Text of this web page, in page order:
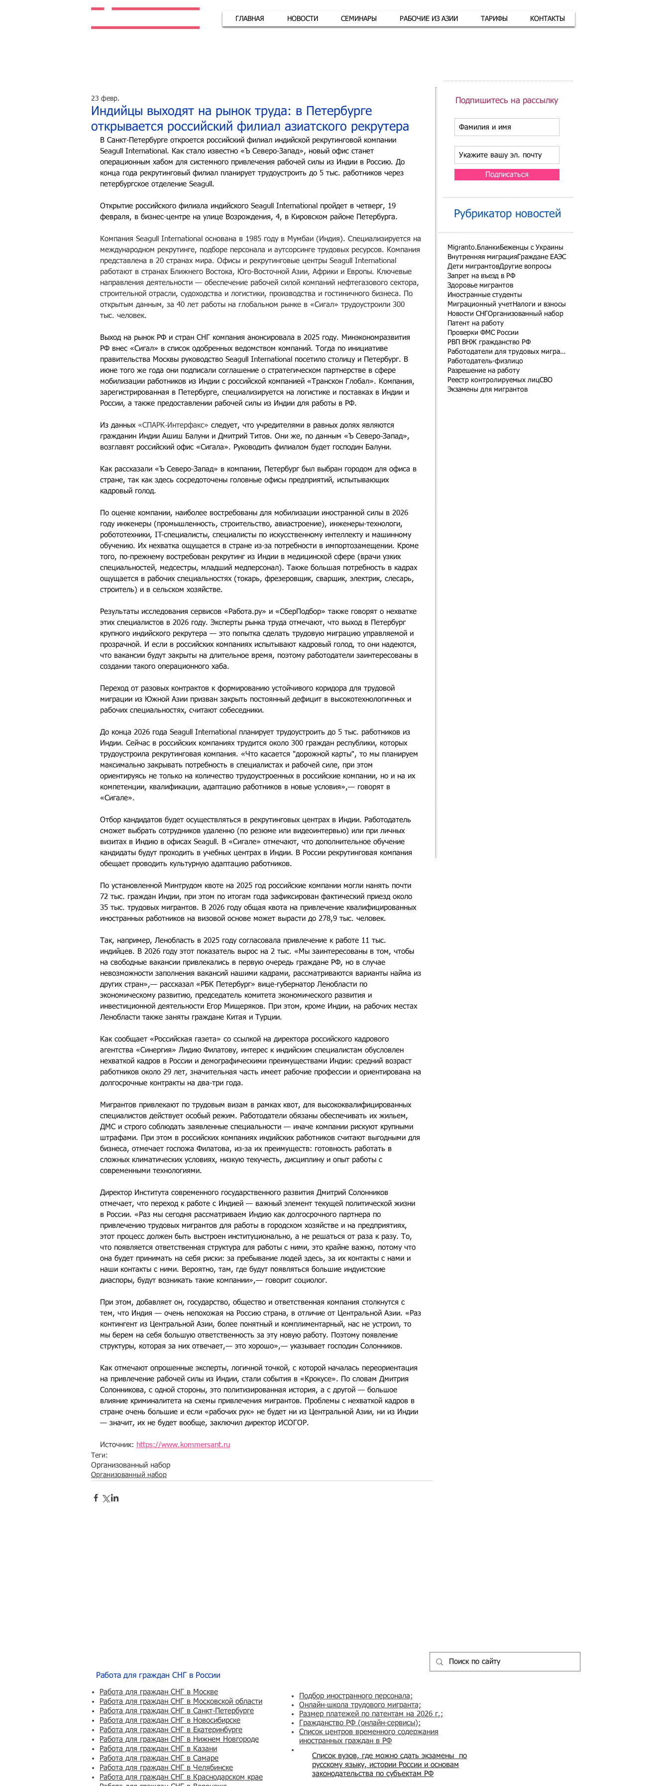
ГЛАВНАЯ НОВОСТИ СЕМИНАРЫ РАБОЧИЕ ИЗ АЗИИ ТАРИФЫ КОНТАКТЫ
Индийцы выходят на рынок труда: в Петербурге
открывается российский филиал азиатского рекрутера
23 февр.
В Санкт-Петербурге откроется российский филиал индийской рекрутинговой компании
Seagull International. Как стало известно «Ъ Северо-Запад», новый офис станет
операционным хабом для системного привлечения рабочей силы из Индии в Россию. До
конца года рекрутинговый филиал планирует трудоустроить до 5 тыс. работников через
петербургское отделение Seagull.
Открытие российского филиала индийского Seagull International пройдет в четверг, 19
февраля, в бизнес-центре на улице Возрождения, 4, в Кировском районе Петербурга.
Компания Seagull International основана в 1985 году в Мумбаи (Индия). Специализируется на
международном рекрутинге, подборе персонала и аутсорсинге трудовых ресурсов. Компания
представлена в 20 странах мира. Офисы и рекрутинговые центры Seagull International
работают в странах Ближнего Востока, Юго-Восточной Азии, Африки и Европы. Ключевые
направления деятельности — обеспечение рабочей силой компаний нефтегазового сектора,
строительной отрасли, судоходства и логистики, производства и гостиничного бизнеса. По
открытым данным, за 40 лет работы на глобальном рынке в «Сигал» трудоустроили 300
тыс. человек.
Выход на рынок РФ и стран СНГ компания анонсировала в 2025 году. Минэкономразвития
РФ внес «Сигал» в список одобренных ведомством компаний. Тогда по инициативе
правительства Москвы руководство Seagull International посетило столицу и Петербург. В
июне того же года они подписали соглашение о стратегическом партнерстве в сфере
мобилизации работников из Индии с российской компанией «Транскон Глобал». Компания,
зарегистрированная в Петербурге, специализируется на логистике и поставках в Индии и
России, а также предоставлении рабочей силы из Индии для работы в РФ.
Из данных «СПАРК-Интерфакс» следует, что учредителями в равных долях являются
гражданин Индии Ашиш Балуни и Дмитрий Титов. Они же, по данным «Ъ Северо-Запад»,
возглавят российский офис «Сигала». Руководить филиалом будет господин Балуни.
Как рассказали «Ъ Северо-Запад» в компании, Петербург был выбран городом для офиса в
стране, так как здесь сосредоточены головные офисы предприятий, испытывающих
кадровый голод.
По оценке компании, наиболее востребованы для мобилизации иностранной силы в 2026
году инженеры (промышленность, строительство, авиастроение), инженеры-технологи,
робототехники, IT-специалисты, специалисты по искусственному интеллекту и машинному
обучению. Их нехватка ощущается в стране из-за потребности в импортозамещении. Кроме
того, по-прежнему востребован рекрутинг из Индии в медицинской сфере (врачи узких
специальностей, медсестры, младший медперсонал). Также большая потребность в кадрах
ощущается в рабочих специальностях (токарь, фрезеровщик, сварщик, электрик, слесарь,
строитель) и в сельском хозяйстве.
Результаты исследования сервисов «Работа.ру» и «СберПодбор» также говорят о нехватке
этих специалистов в 2026 году. Эксперты рынка труда отмечают, что выход в Петербург
крупного индийского рекрутера — это попытка сделать трудовую миграцию управляемой и
прозрачной. И если в российских компаниях испытывают кадровый голод, то они надеются,
что вакансии будут закрыты на длительное время, поэтому работодатели заинтересованы в
создании такого операционного хаба.
Переход от разовых контрактов к формированию устойчивого коридора для трудовой
миграции из Южной Азии призван закрыть постоянный дефицит в высокотехнологичных и
рабочих специальностях, считают собеседники.
До конца 2026 года Seagull International планирует трудоустроить до 5 тыс. работников из
Индии. Сейчас в российских компаниях трудится около 300 граждан республики, которых
трудоустроила рекрутинговая компания. «Что касается "дорожной карты", то мы планируем
максимально закрывать потребность в специалистах и рабочей силе, при этом
ориентируясь не только на количество трудоустроенных в российские компании, но и на их
компетенции, квалификации, адаптацию работников в новые условия»,— говорят в
«Сигале».
Отбор кандидатов будет осуществляться в рекрутинговых центрах в Индии. Работодатель
сможет выбрать сотрудников удаленно (по резюме или видеоинтервью) или при личных
визитах в Индию в офисах Seagull. В «Сигале» отмечают, что дополнительное обучение
кандидаты будут проходить в учебных центрах в Индии. В России рекрутинговая компания
обещает проводить культурную адаптацию работников.
По установленной Минтрудом квоте на 2025 год российские компании могли нанять почти
72 тыс. граждан Индии, при этом по итогам года зафиксирован фактический приезд около
35 тыс. трудовых мигрантов. В 2026 году общая квота на привлечение квалифицированных
иностранных работников на визовой основе может вырасти до 278,9 тыс. человек.
Так, например, Ленобласть в 2025 году согласовала привлечение к работе 11 тыс.
индийцев. В 2026 году этот показатель вырос на 2 тыс. «Мы заинтересованы в том, чтобы
на свободные вакансии привлекались в первую очередь граждане РФ, но в случае
невозможности заполнения вакансий нашими кадрами, рассматриваются варианты найма из
других стран»,— рассказал «РБК Петербург» вице-губернатор Ленобласти по
экономическому развитию, председатель комитета экономического развития и
инвестиционной деятельности Егор Мищеряков. При этом, кроме Индии, на рабочих местах
Ленобласти также заняты граждане Китая и Турции.
Как сообщает «Российская газета» со ссылкой на директора российского кадрового
агентства «Синергия» Лидию Филатову, интерес к индийским специалистам обусловлен
нехваткой кадров в России и демографическими преимуществами Индии: средний возраст
работников около 29 лет, значительная часть имеет рабочие профессии и ориентирована на
долгосрочные контракты на два-три года.
Мигрантов привлекают по трудовым визам в рамках квот, для высококвалифицированных
специалистов действует особый режим. Работодатели обязаны обеспечивать их жильем,
ДМС и строго соблюдать заявленные специальности — иначе компании рискуют крупными
штрафами. При этом в российских компаниях индийских работников считают выгодными для
бизнеса, отмечает госпожа Филатова, из-за их преимуществ: готовность работать в
сложных климатических условиях, низкую текучесть, дисциплину и опыт работы с
современными технологиями.
Директор Института современного государственного развития Дмитрий Солонников
отмечает, что переход к работе с Индией — важный элемент текущей политической жизни
в России. «Раз мы сегодня рассматриваем Индию как долгосрочного партнера по
привлечению трудовых мигрантов для работы в городском хозяйстве и на предприятиях,
этот процесс должен быть выстроен институционально, а не решаться от раза к разу. То,
что появляется ответственная структура для работы с ними, это крайне важно, потому что
она будет принимать на себя риски: за пребывание людей здесь, за их контакты с нами и
наши контакты с ними. Вероятно, там, где будут появляться большие индуистские
диаспоры, будут возникать такие компании»,— говорит социолог.
При этом, добавляет он, государство, общество и ответственная компания столкнутся с
тем, что Индия — очень непохожая на Россию страна, в отличие от Центральной Азии. «Раз
контингент из Центральной Азии, более понятный и комплиментарный, нас не устроил, то
мы берем на себя большую ответственность за эту новую работу. Поэтому появление
структуры, которая за них отвечает,— это хорошо»,— указывает господин Солонников.
Как отмечают опрошенные эксперты, логичной точкой, с которой началась переориентация
на привлечение рабочей силы из Индии, стали события в «Крокусе». По словам Дмитрия
Солонникова, с одной стороны, это политизированная история, а с другой — большое
влияние криминалитета на схемы привлечения мигрантов. Проблемы с нехваткой кадров в
стране очень большие и если «рабочих рук» не будет ни из Центральной Азии, ни из Индии
— значит, их не будет вообще, заключил директор ИСОГОР.
Источник: https://www.kommersant.ru
Теги:
Организованный набор
Организованный набор
Подпишитесь на рассылку
Подписаться
Рубрикатор новостей
Migranto.Бланки Беженцы с Украины
Внутренняя миграция Граждане ЕАЭС
Дети мигрантовДругие вопросы
Запрет на въезд в РФ
Здоровье мигрантов
Иностранные студенты
Миграционный учетНалоги и взносы
Новости СНГ Организованный набор
Патент на работу
Проверки ФМС России
РВП ВНЖ гражданство РФ
Работодатели для трудовых мигрантов
Работодатель-физлицо
Разрешение на работу
Реестр контролируемых лицСВО
Экзамены для мигрантов
Работа для граждан СНГ в России
Работа для граждан СНГ в Москве
Работа для граждан СНГ в Московской области
Работа для граждан СНГ в Санкт-Петербурге
Работа для граждан СНГ в Новосибирске
Работа для граждан СНГ в Екатеринбурге
Работа для граждан СНГ в Нижнем Новгороде
Работа для граждан СНГ в Казани
Работа для граждан СНГ в Самаре
Работа для граждан СНГ в Челябинске
Работа для граждан СНГ в Краснодарском крае
Список вузов, где можно сдать экзамены по
русскому языку, истории России и основам
законодательства по субъектам РФ
Подбор иностранного персонала;
Онлайн-школа трудового мигранта;
Размер платежей по патентам на 2026 г.;
Гражданство РФ (онлайн-сервисы);
Список центров временного содержания
иностранных граждан в РФ